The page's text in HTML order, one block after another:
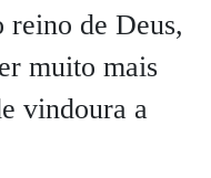
de Deus,
muito mais
vindoura a